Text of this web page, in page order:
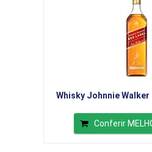
Whisky Johnnie Walker
Conferir